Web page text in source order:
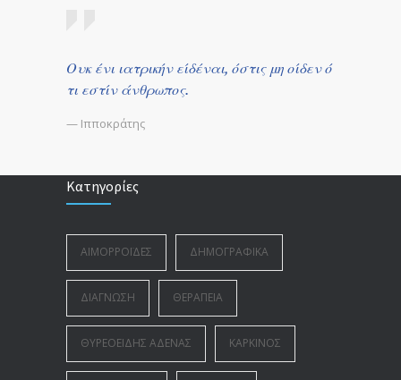
Ουκ ένι ιατρικήν είδέναι, όστις μη οίδεν ό
τι εστίν άνθρωπος.
— Ιπποκράτης
Κατηγορίες
ΑΙΜΟΡΡΟΪ́ΔΕΣ ΔΗΜΟΓΡΑΦΙΚΆ
ΔΙΆΓΝΩΣΗ ΘΕΡΑΠΕΊΑ
ΘΥΡΕΟΕΙΔΉΣ ΑΔΈΝΑΣ ΚΑΡΚΊΝΟΣ